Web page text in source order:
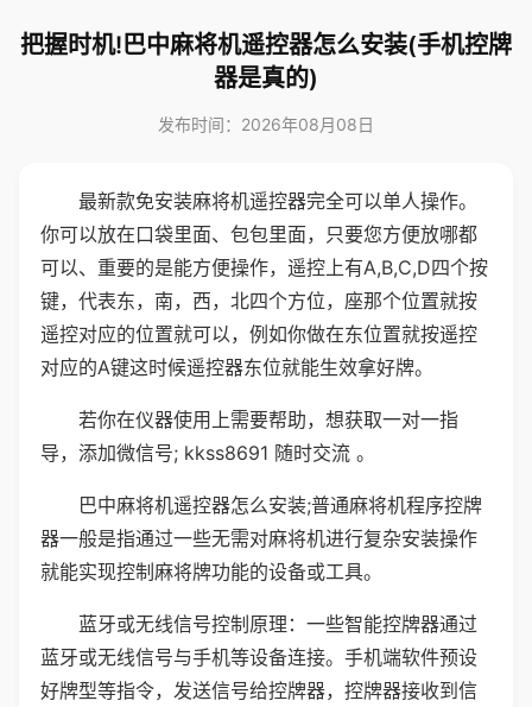
把握时机!巴中麻将机遥控器怎么安装(手机控牌
器是真的)
发布时间：2026年08月08日
最新款免安装麻将机遥控器完全可以单人操作。
你可以放在口袋里面、包包里面，只要您方便放哪都
可以、重要的是能方便操作，遥控上有A,B,C,D四个按
键，代表东，南，西，北四个方位，座那个位置就按
遥控对应的位置就可以，例如你做在东位置就按遥控
对应的A键这时候遥控器东位就能生效拿好牌。
若你在仪器使用上需要帮助，想获取一对一指
导，添加微信号; kkss8691 随时交流 。
巴中麻将机遥控器怎么安装;普通麻将机程序控牌
器一般是指通过一些无需对麻将机进行复杂安装操作
就能实现控制麻将牌功能的设备或工具。
蓝牙或无线信号控制原理：一些智能控牌器通过
蓝牙或无线信号与手机等设备连接。手机端软件预设
好牌型等指令，发送信号给控牌器，控牌器接收到信